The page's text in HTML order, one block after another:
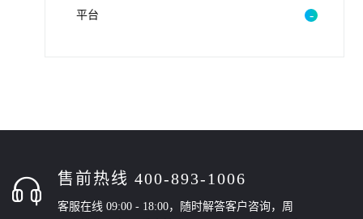
平台
售前热线 400-893-1006
客服在线 09:00 - 18:00，随时解答客户咨询，周